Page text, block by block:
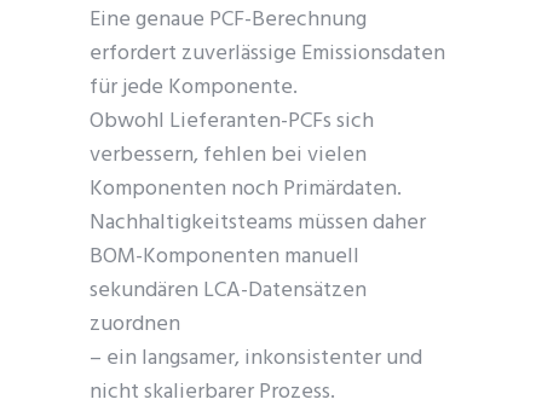
Eine genaue PCF-Berechnung
erfordert zuverlässige Emissionsdaten
für jede Komponente.
Obwohl Lieferanten-PCFs sich
verbessern, fehlen bei vielen
Komponenten noch Primärdaten.
Nachhaltigkeitsteams müssen daher
BOM-Komponenten manuell
sekundären LCA-Datensätzen
zuordnen
– ein langsamer, inkonsistenter und
nicht skalierbarer Prozess.